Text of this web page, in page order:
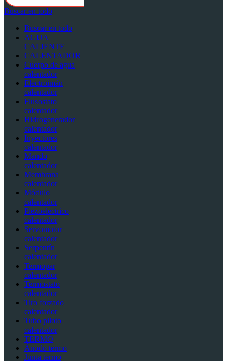
Buscar en todo
Buscar en todo
AGUA
CALIENTE
CALENTADOR
Cuerpo de agua
calentador
Electroimán
calentador
Flusostato
calentador
Hidrogenerador
calentador
Inyectores
calentador
Mando
calentador
Membrana
calentador
Módulo
calentador
Piezoelectrico
calentador
Servomotor
calentador
Serpentín
calentador
Termopar
calentador
Termostato
calentador
Tiro forzado
calentador
Tubo piloto
calentador
TERMO
Ánodo termo
Junta termo